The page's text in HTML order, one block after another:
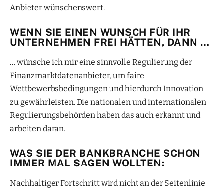
Anbieter wünschenswert.
WENN SIE EINEN WUNSCH FÜR IHR
UNTERNEHMEN FREI HÄTTEN, DANN …
… wünsche ich mir eine sinnvolle Regulierung der
Finanzmarktdatenanbieter, um faire
Wettbewerbsbedingungen und hierdurch Innovation
zu gewährleisten. Die nationalen und internationalen
Regulierungsbehörden haben das auch erkannt und
arbeiten daran.
WAS SIE DER BANKBRANCHE SCHON
IMMER MAL SAGEN WOLLTEN:
Nachhaltiger Fortschritt wird nicht an der Seitenlinie